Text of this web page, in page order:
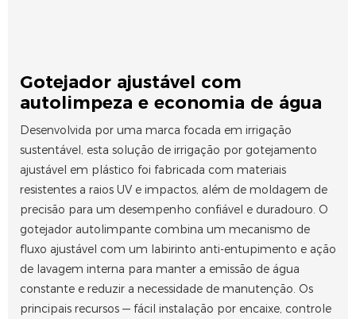
Gotejador ajustável com
autolimpeza e economia de água
Desenvolvida por uma marca focada em irrigação
sustentável, esta solução de irrigação por gotejamento
ajustável em plástico foi fabricada com materiais
resistentes a raios UV e impactos, além de moldagem de
precisão para um desempenho confiável e duradouro. O
gotejador autolimpante combina um mecanismo de
fluxo ajustável com um labirinto anti-entupimento e ação
de lavagem interna para manter a emissão de água
constante e reduzir a necessidade de manutenção. Os
principais recursos — fácil instalação por encaixe, controle